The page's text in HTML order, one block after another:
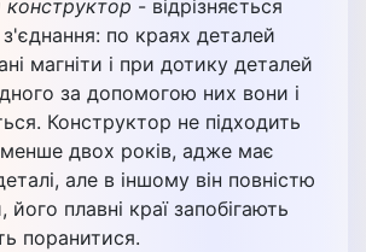
конструктор - відрізняється
по краях деталей
магніти і при дотику деталей
за допомогою них вони і
Конструктор не підходить
двох років, адже має
але в іншому він повністю
його плавні краї запобігають
поранитися.